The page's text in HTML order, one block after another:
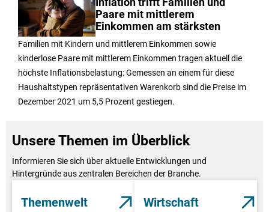
Inflation trifft Familien und
Paare mit mittlerem
Einkommen am stärksten
Familien mit Kindern und mittlerem Einkommen sowie
kinderlose Paare mit mittlerem Einkommen tragen aktuell die
höchste Inflationsbelastung: Gemessen an einem für diese
Haushaltstypen repräsentativen Warenkorb sind die Preise im
Dezember 2021 um 5,5 Prozent gestiegen.
Unsere Themen im Überblick
Informieren Sie sich über aktuelle Entwicklungen und
Hintergründe aus zentralen Bereichen der Branche.
Themenwelt Wirtschaft